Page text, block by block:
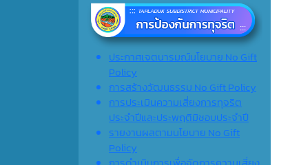
ประกาศเจตนารมณ์นโยบาย No Gift
Policy
การสร้างวัฒนธรรม No Gift Policy
การประเมินความเสี่ยงการทุจริต
ประจำปีและประพฤติมิชอบประจำปี
รายงานผลตามนโยบาย No Gift
Policy